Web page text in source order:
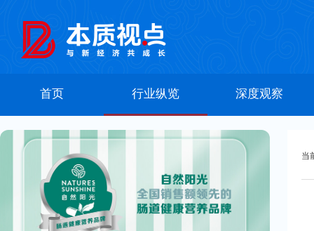
首页 行业纵览 深度观察
当